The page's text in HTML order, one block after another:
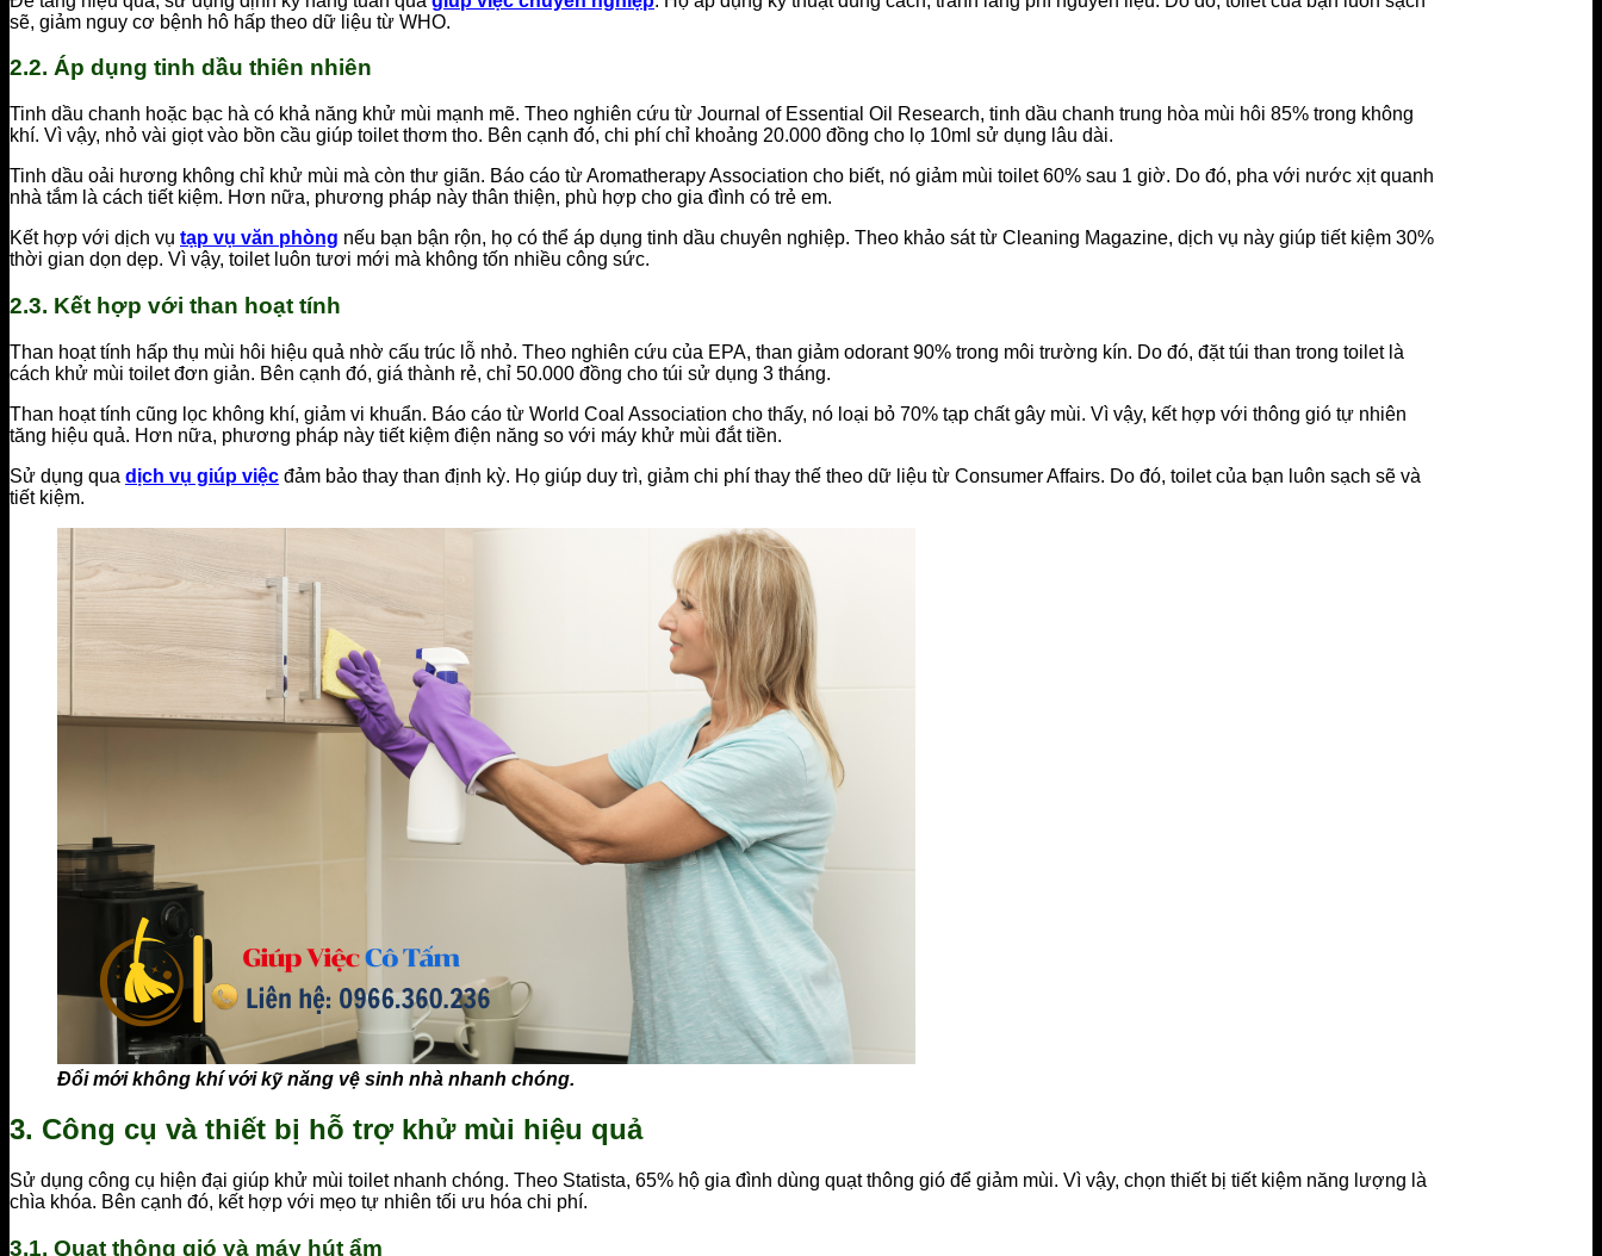
sẽ, giảm nguy cơ bệnh hô hấp theo dữ liệu từ WHO.
2.2. Áp dụng tinh dầu thiên nhiên
Tinh dầu chanh hoặc bạc hà có khả năng khử mùi mạnh mẽ. Theo nghiên cứu từ Journal of Essential Oil Research, tinh dầu chanh trung hòa mùi hôi 85% trong không
khí. Vì vậy, nhỏ vài giọt vào bồn cầu giúp toilet thơm tho. Bên cạnh đó, chi phí chỉ khoảng 20.000 đồng cho lọ 10ml sử dụng lâu dài.
Tinh dầu oải hương không chỉ khử mùi mà còn thư giãn. Báo cáo từ Aromatherapy Association cho biết, nó giảm mùi toilet 60% sau 1 giờ. Do đó, pha với nước xịt quanh
nhà tắm là cách tiết kiệm. Hơn nữa, phương pháp này thân thiện, phù hợp cho gia đình có trẻ em.
Kết hợp với dịch vụ tạp vụ văn phòng nếu bạn bận rộn, họ có thể áp dụng tinh dầu chuyên nghiệp. Theo khảo sát từ Cleaning Magazine, dịch vụ này giúp tiết kiệm 30%
thời gian dọn dẹp. Vì vậy, toilet luôn tươi mới mà không tốn nhiều công sức.
2.3. Kết hợp với than hoạt tính
Than hoạt tính hấp thụ mùi hôi hiệu quả nhờ cấu trúc lỗ nhỏ. Theo nghiên cứu của EPA, than giảm odorant 90% trong môi trường kín. Do đó, đặt túi than trong toilet là
cách khử mùi toilet đơn giản. Bên cạnh đó, giá thành rẻ, chỉ 50.000 đồng cho túi sử dụng 3 tháng.
Than hoạt tính cũng lọc không khí, giảm vi khuẩn. Báo cáo từ World Coal Association cho thấy, nó loại bỏ 70% tạp chất gây mùi. Vì vậy, kết hợp với thông gió tự nhiên
tăng hiệu quả. Hơn nữa, phương pháp này tiết kiệm điện năng so với máy khử mùi đắt tiền.
Sử dụng qua dịch vụ giúp việc đảm bảo thay than định kỳ. Họ giúp duy trì, giảm chi phí thay thế theo dữ liệu từ Consumer Affairs. Do đó, toilet của bạn luôn sạch sẽ và
tiết kiệm.
Đổi mới không khí với kỹ năng vệ sinh nhà nhanh chóng.
3. Công cụ và thiết bị hỗ trợ khử mùi hiệu quả
Sử dụng công cụ hiện đại giúp khử mùi toilet nhanh chóng. Theo Statista, 65% hộ gia đình dùng quạt thông gió để giảm mùi. Vì vậy, chọn thiết bị tiết kiệm năng lượng là
chìa khóa. Bên cạnh đó, kết hợp với mẹo tự nhiên tối ưu hóa chi phí.
3.1. Quạt thông gió và máy hút ẩm